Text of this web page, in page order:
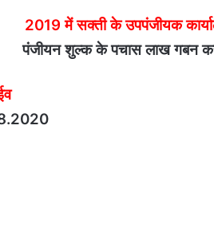
2019 में सक्ती के उपपंजीयक
पंजीयन शुल्क के पचास लाख गबन